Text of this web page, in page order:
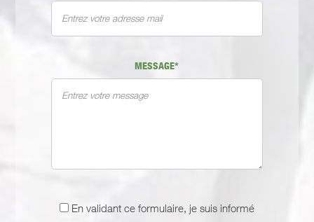
MESSAGE*
En validant ce formulaire, je suis informé